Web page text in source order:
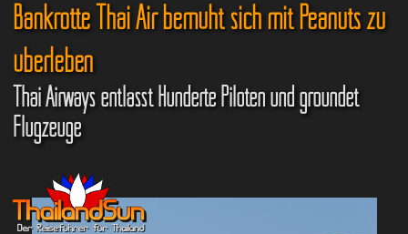
Bankrotte Thai Air bemüht sich mit Peanuts zu
überleben
Thai Airways entlässt Hunderte Piloten und groundet
Flugzeuge